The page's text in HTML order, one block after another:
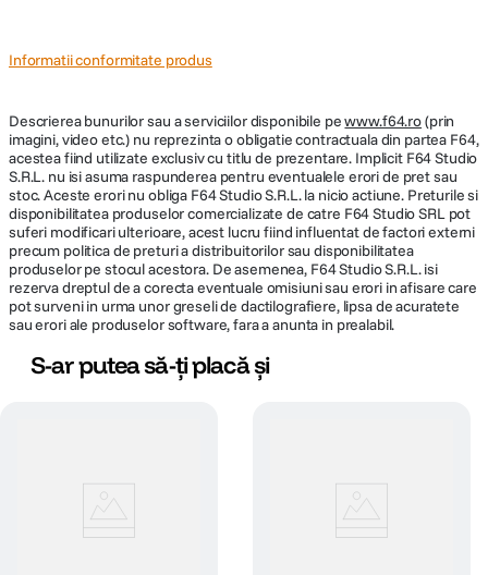
Informatii conformitate produs
Descrierea bunurilor sau a serviciilor disponibile pewww.f64.ro(prin
imagini, video etc.) nu reprezinta o obligatie contractuala din partea F64,
acestea fiind utilizate exclusiv cu titlu de prezentare. Implicit F64 Studio
S.R.L. nu isi asuma raspunderea pentru eventualele erori de pret sau
stoc. Aceste erori nu obliga F64 Studio S.R.L. la nicio actiune. Preturile si
disponibilitatea produselor comercializate de catre F64 Studio SRL pot
suferi modificari ulterioare, acest lucru fiind influentat de factori externi
precum politica de preturi a distribuitorilor sau disponibilitatea
produselor pe stocul acestora. De asemenea, F64 Studio S.R.L. isi
rezerva dreptul de a corecta eventuale omisiuni sau erori in afisare care
pot surveni in urma unor greseli de dactilografiere, lipsa de acuratete
sau erori ale produselor software, fara a anunta in prealabil.
S-ar putea să-ți placă și